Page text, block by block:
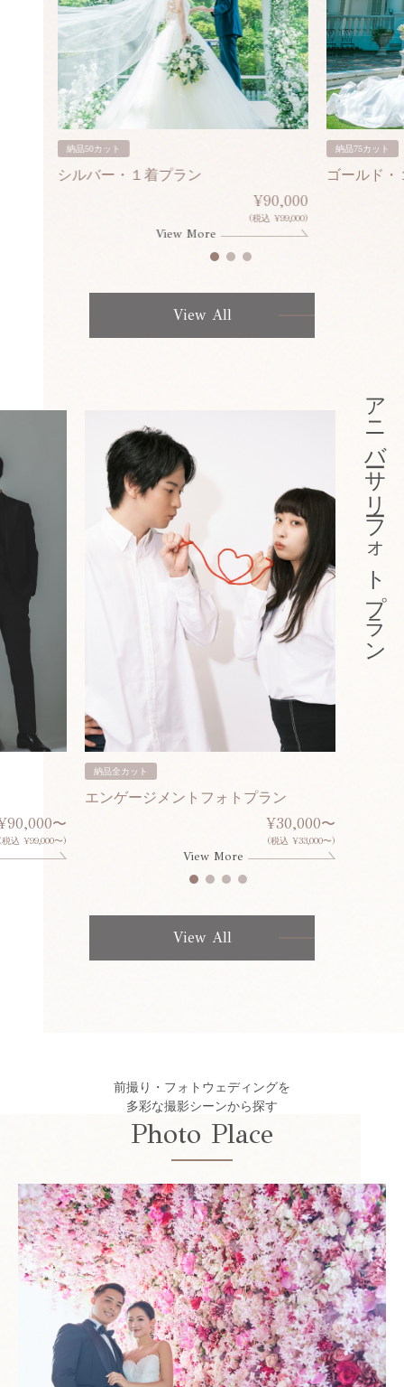
納品50カット
シルバー・１着プラン
¥90,000
(税込 ¥99,000)
View More
納品75カット
ゴールド・
View All
〜
(税込 ¥99,000〜)
納品全カット
エンゲージメントフォトプラン
¥30,000〜
(税込 ¥33,000〜)
View More
アニバーサリーフォトプラン
View All
前撮り・フォトウェディングを
多彩な撮影シーンから探す
Photo Place